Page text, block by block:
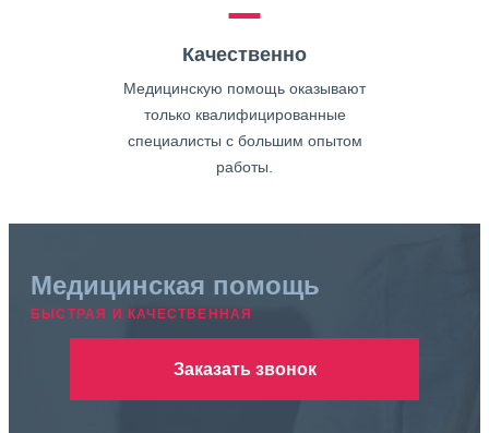
Качественно
Медицинскую помощь оказывают
только квалифицированные
специалисты с большим опытом
работы.
Медицинская помощь
БЫСТРАЯ И КАЧЕСТВЕННАЯ
Заказать звонок